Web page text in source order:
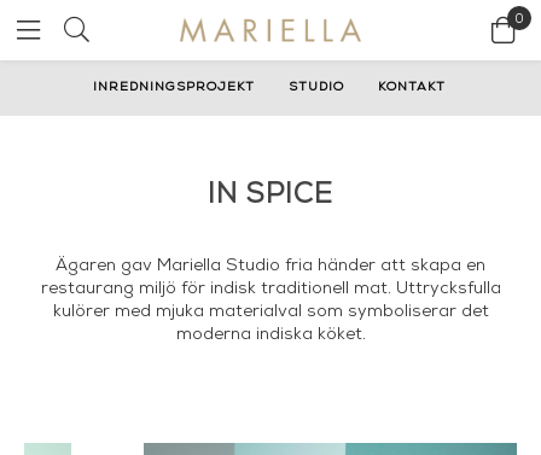
0
INREDNINGSPROJEKT STUDIO KONTAKT
IN SPICE
Ägaren gav Mariella Studio fria händer att skapa en
restaurang miljö för indisk traditionell mat. Uttrycksfulla
kulörer med mjuka materialval som symboliserar det
moderna indiska köket.